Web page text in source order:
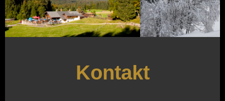
Kontakt